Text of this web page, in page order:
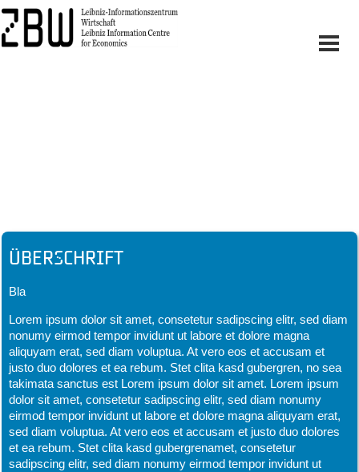
Überschrift
Bla
Lorem ipsum dolor sit amet, consetetur sadipscing elitr, sed diam
nonumy eirmod tempor invidunt ut labore et dolore magna
aliquyam erat, sed diam voluptua. At vero eos et accusam et
justo duo dolores et ea rebum. Stet clita kasd gubergren, no sea
takimata sanctus est Lorem ipsum dolor sit amet. Lorem ipsum
dolor sit amet, consetetur sadipscing elitr, sed diam nonumy
eirmod tempor invidunt ut labore et dolore magna aliquyam erat,
sed diam voluptua. At vero eos et accusam et justo duo dolores
et ea rebum. Stet clita kasd gubergrenamet, consetetur
sadipscing elitr, sed diam nonumy eirmod tempor invidunt ut